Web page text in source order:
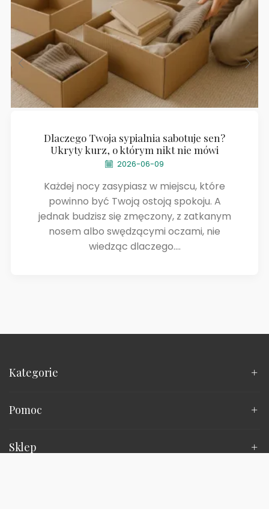
Dlaczego Twoja sypialnia sabotuje sen?
Ukryty kurz, o którym nikt nie mówi
2026-06-09
Każdej nocy zasypiasz w miejscu, które
powinno być Twoją ostoją spokoju. A
jednak budzisz się zmęczony, z zatkanym
nosem albo swędzącymi oczami, nie
wiedząc dlaczego....
Kategorie
Pomoc
Sklep